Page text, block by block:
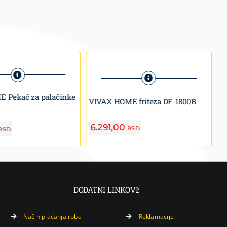
Pekač za palačinke
VIVAX HOME friteza DF-1800B
6.291,00 RSD
DODATNI LINKOVI:
Način plaćanja robe
Reklamacije